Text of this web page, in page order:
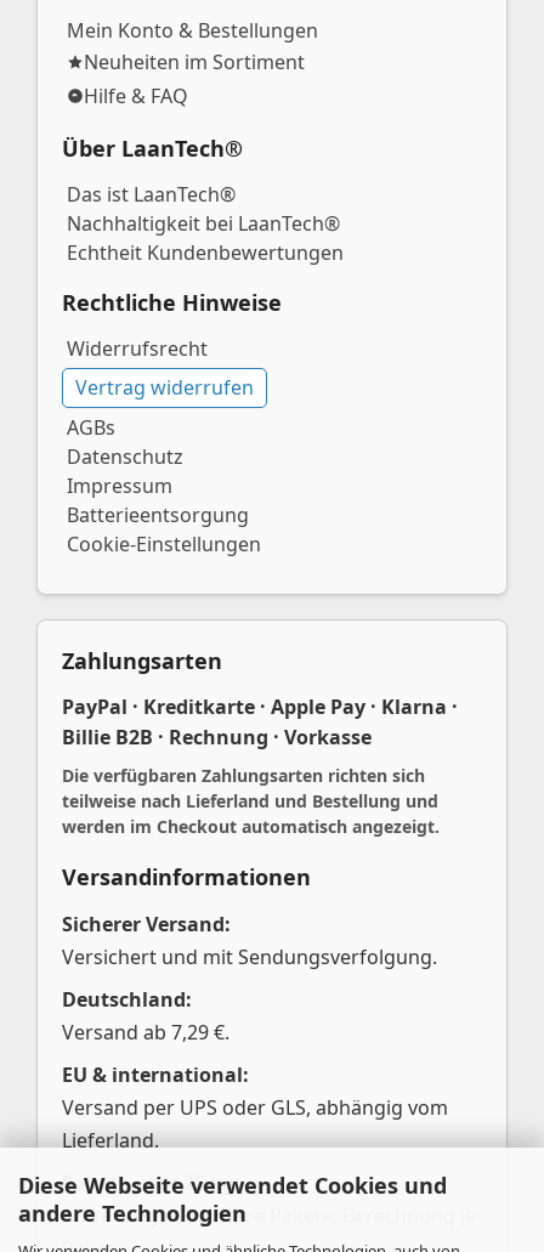
Diese Webseite verwendet Cookies und
andere Technologien
Mein Konto & Bestellungen
Neuheiten im Sortiment
Hilfe & FAQ
Über LaanTech®
Das ist LaanTech®
Nachhaltigkeit bei LaanTech®
Echtheit Kundenbewertungen
Rechtliche Hinweise
Widerrufsrecht
Vertrag widerrufen
AGBs
Datenschutz
Impressum
Batterieentsorgung
Cookie-Einstellungen
Zahlungsarten
PayPal · Kreditkarte · Apple Pay · Klarna ·
Billie B2B · Rechnung · Vorkasse
Die verfügbaren Zahlungsarten richten sich
teilweise nach Lieferland und Bestellung und
werden im Checkout automatisch angezeigt.
Versandinformationen
Sicherer Versand:
Versichert und mit Sendungsverfolgung.
Deutschland:
Versand ab 7,29 €.
EU & international:
Versand per UPS oder GLS, abhängig vom
Lieferland.
Pakete über 25 kg:
Aufteilung in mehrere Pakete; Berechnung je